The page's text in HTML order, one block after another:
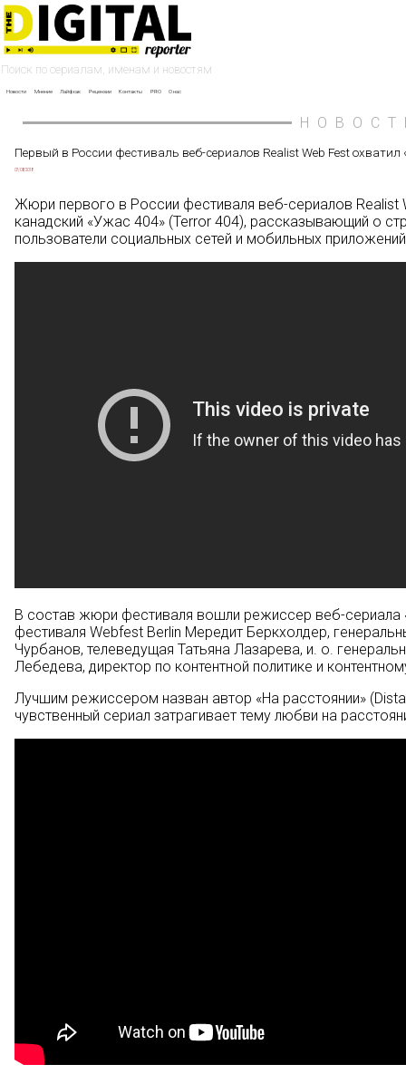
Новости Мнение Лайфхак Рецензии Контакты PRO О нас
Первый в России фестиваль веб-сериалов Realist Web Fest охватил
07/08/2018
Жюри первого в России фестиваля веб-сериалов
канадский «Ужас 404» (Terror 404), рассказывающий о
пользователи социальных сетей и мобильных
В состав жюри фестиваля вошли режиссер веб-сериала
фестиваля Webfest Berlin Мередит Беркхолдер,
Чурбанов, телеведущая Татьяна Лазарева, и. о.
Лебедева, директор по контентной политике и
Лучшим режиссером назван автор «На расстоянии»
чувственный сериал затрагивает тему любви на